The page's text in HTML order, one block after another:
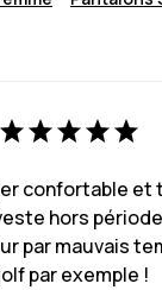
confortable et
hors
par mauvais
par exemple !